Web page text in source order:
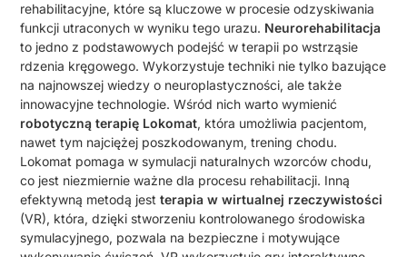
rehabilitacyjne, które są kluczowe w procesie odzyskiwania
funkcji utraconych w wyniku tego urazu. Neurorehabilitacja
to jedno z podstawowych podejść w terapii po wstrząsie
rdzenia kręgowego. Wykorzystuje techniki nie tylko bazujące
na najnowszej wiedzy o neuroplastyczności, ale także
innowacyjne technologie. Wśród nich warto wymienić
robotyczną terapię Lokomat, która umożliwia pacjentom,
nawet tym najciężej poszkodowanym, trening chodu.
Lokomat pomaga w symulacji naturalnych wzorców chodu,
co jest niezmiernie ważne dla procesu rehabilitacji. Inną
efektywną metodą jestterapia w wirtualnej rzeczywistości
(VR), która, dzięki stworzeniu kontrolowanego środowiska
symulacyjnego, pozwala na bezpieczne i motywujące